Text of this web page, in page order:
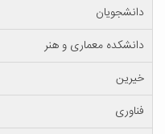
دانشجویان
دانشکده معماری و هنر
خیرین
فناوری